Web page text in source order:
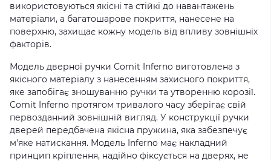
використовуються якісні та стійкі до навантажень
матеріали, а багатошарове покриття, нанесене на
поверхню, захищає кожну модель від впливу зовнішніх
факторів.
Модель дверної ручки Comit Inferno виготовлена з
якісного матеріалу з нанесенням захисного покриття,
яке запобігає зношуванню ручки та утворенню корозії.
Comit Inferno протягом тривалого часу зберігає свій
первозданний зовнішній вигляд. У конструкції ручки
дверей передбачена якісна пружина, яка забезпечує
м'яке натискання. Модель Inferno має накладний
принцип кріплення, надійно фіксується на дверях, не